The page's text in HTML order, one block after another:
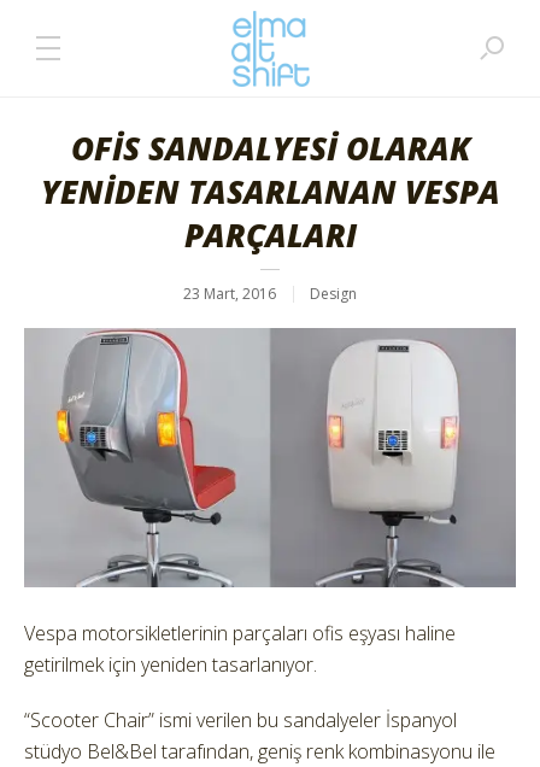
OFİS SANDALYESİ OLARAK
YENİDEN TASARLANAN VESPA
PARÇALARI
23 Mart, 2016 Design
Vespa motorsikletlerinin parçaları ofis eşyası haline
getirilmek için yeniden tasarlanıyor.
“Scooter Chair” ismi verilen bu sandalyeler İspanyol
stüdyo Bel&Bel tarafından, geniş renk kombinasyonu ile